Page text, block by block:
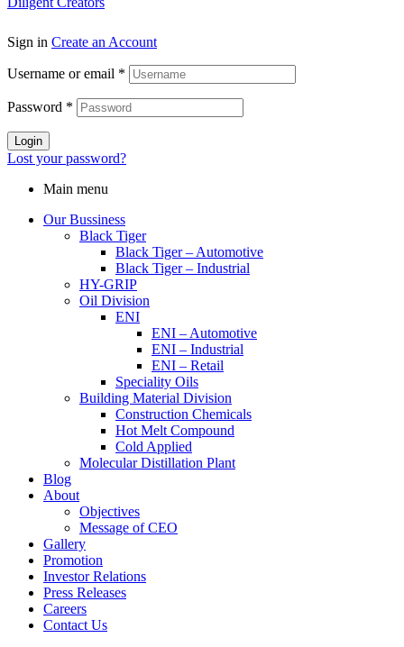
Sign in Create an Account
Username or email *
Password *
Login
Lost your password?
Main menu
Our Bussiness
Black Tiger
Black Tiger – Automotive
Black Tiger – Industrial
HY-GRIP
Oil Division
ENI
ENI – Automotive
ENI – Industrial
ENI – Retail
Speciality Oils
Building Material Division
Construction Chemicals
Hot Melt Compound
Cold Applied
Molecular Distillation Plant
Blog
About
Objectives
Message of CEO
Gallery
Promotion
Investor Relations
Press Releases
Careers
Contact Us